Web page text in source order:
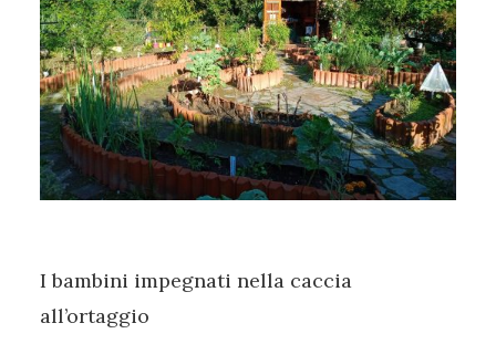
I bambini impegnati nella caccia
all’ortaggio